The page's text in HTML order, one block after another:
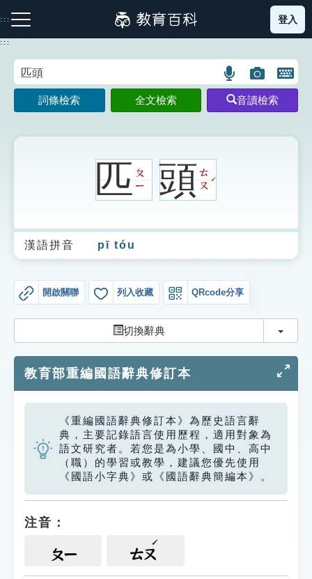
到
主
:::
注音索引圖示 筆畫索引圖示 部首索引表圖示
生字詞彙表
成語故事
索引選單
單字索引
生命大百科索引
遊戲專區
教學應用
貓頭鷹博士
登入
:::
語
言
搜
圖
片
搜
開
鍵
圖
詞條檢索 全文檢索 音讀檢索
匹ㄆ
ㄧ
頭ㄊ
ㄡ
ˊ
漢語拼音 pī tóu
開啟關聯 列入收藏 QRcode分享
切換辭典 切換
教育部重編國語辭典修訂本
《重編國語辭典修訂本》為歷史語言辭
典，主要記錄語言使用歷程，適用對象為
語文研究者。若您是為小學、國中、高中
（職）的學習或教學，建議您優先使用
《國語小字典》或《國語辭典簡編本》。
注音：
ㄆㄧ ㄊㄡ